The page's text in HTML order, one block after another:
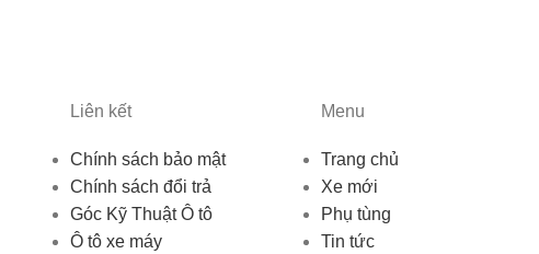
Liên kết
Chính sách bảo mật
Chính sách đổi trả
Góc Kỹ Thuật Ô tô
Ô tô xe máy
Menu
Trang chủ
Xe mới
Phụ tùng
Tin tức